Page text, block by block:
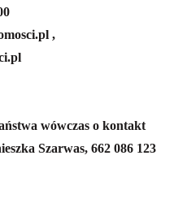
,
wówczas o kontakt
Szarwas, 662 086 123